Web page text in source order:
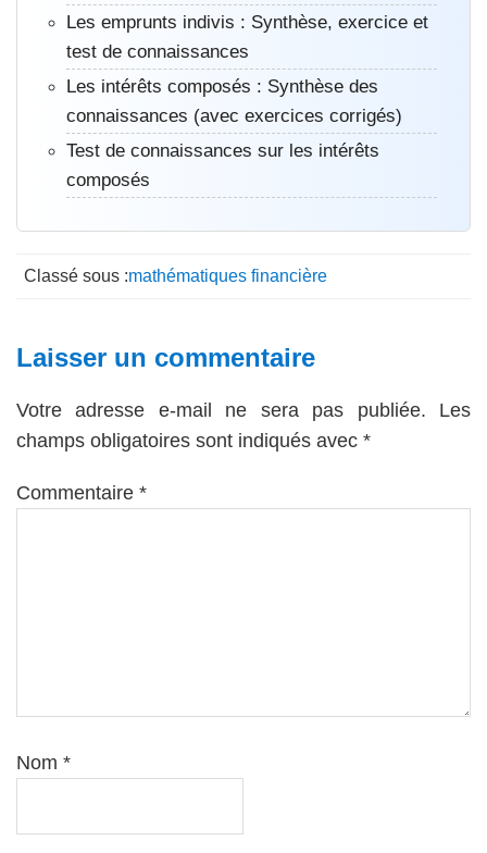
Les emprunts indivis : Synthèse, exercice et
test de connaissances
Les intérêts composés : Synthèse des
connaissances (avec exercices corrigés)
Test de connaissances sur les intérêts
composés
Classé sous :mathématiques financière
Interactions
lecteur
Laisser un commentaire
Votre adresse e-mail ne sera pas publiée.
Les
champs obligatoires sont indiqués avec *
Commentaire *
Nom *